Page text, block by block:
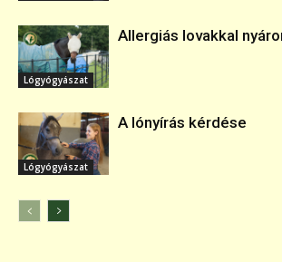
Lógyógyászat
Allergiás lovakkal
Lógyógyászat
A lónyírás kérdése